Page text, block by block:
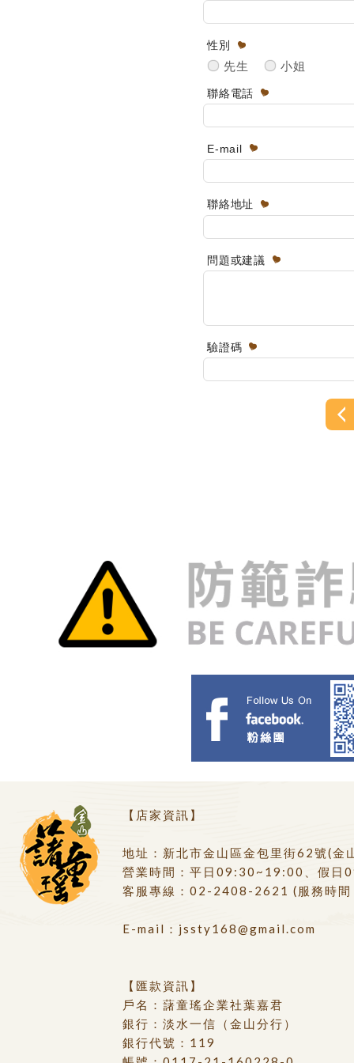
性別
先生 小姐
聯絡電話
E-mail
聯絡地址
問題或建議
驗證碼
【店家資訊】
地址：新北市金山區金包里街62號(金
營業時間：平日09:30~19:00、假
客服專線： 02-2408-2621 (服務時
E-mail： jssty168@gmail.com
【匯款資訊】
戶名：藷童瑤企業社葉嘉君
銀行：淡水一信（金山分行）
銀行代號：119